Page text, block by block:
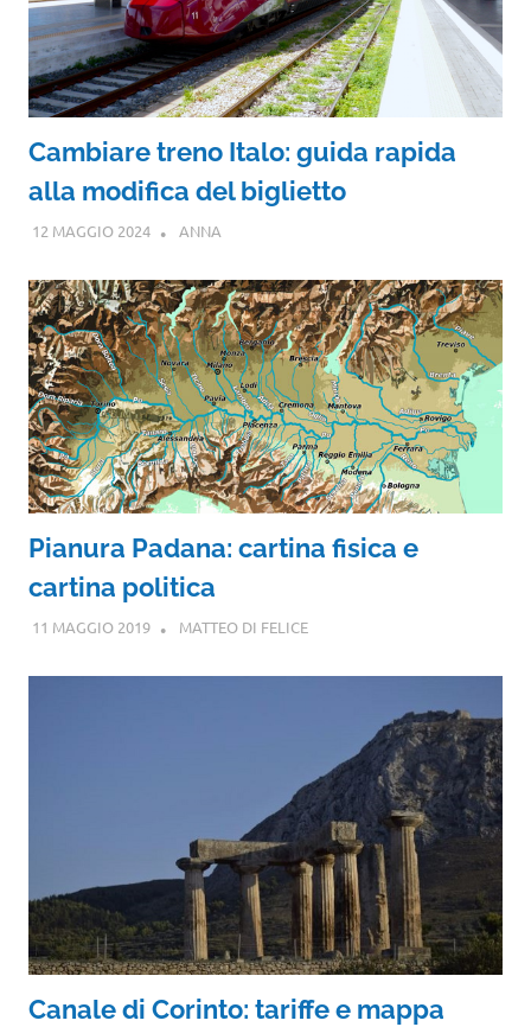
Cambiare treno Italo: guida rapida
alla modifica del biglietto
12 MAGGIO 2024 ANNA
Pianura Padana: cartina fisica e
cartina politica
11 MAGGIO 2019 MATTEO DI FELICE
Canale di Corinto: tariffe e mappa